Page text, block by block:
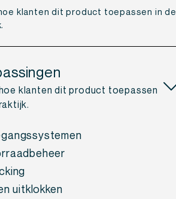
klanten dit product toepassen in de
klanten dit product toepassen
uitklokken